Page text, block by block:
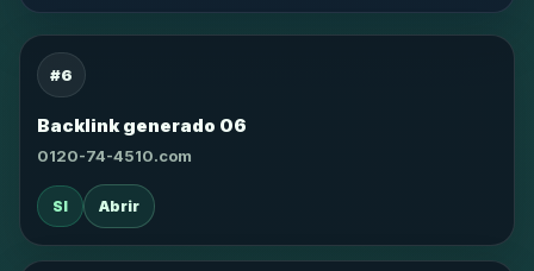
#6
Backlink generado 06
0120-74-4510.com
SI Abrir